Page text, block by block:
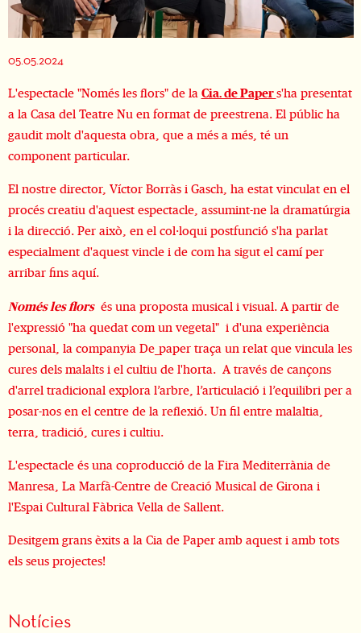
05.05.2024
L'espectacle "Només les flors" de la Cia. de Papers'ha presentat
a la Casa del Teatre Nu en format de preestrena. El públic ha
gaudit molt d'aquesta obra, que a més a més, té un
component particular.
El nostre director, Víctor Borràs i Gasch, ha estat vinculat en el
procés creatiu d'aquest espectacle, assumint-ne la dramatúrgia
i la direcció. Per això, en el col·loqui postfunció s'ha parlat
especialment d'aquest vincle i de com ha sigut el camí per
arribar fins aquí.
Només les flors és una proposta musical i visual. A partir de
l'expressió "ha quedat com un vegetal" i d'una experiència
personal, la companyia De_paper traça un relat que vincula les
cures dels malalts i el cultiu de l'horta. A través de cançons
d'arrel tradicional explora l’arbre, l’articulació i l’equilibri per a
posar-nos en el centre de la reflexió. Un fil entre malaltia,
terra, tradició, cures i cultiu.
L'espectacle és una coproducció de la Fira Mediterrània de
Manresa, La Marfà-Centre de Creació Musical de Girona i
l'Espai Cultural Fàbrica Vella de Sallent.
Desitgem grans èxits a la Cia de Paper amb aquest i amb tots
els seus projectes!
Notícies